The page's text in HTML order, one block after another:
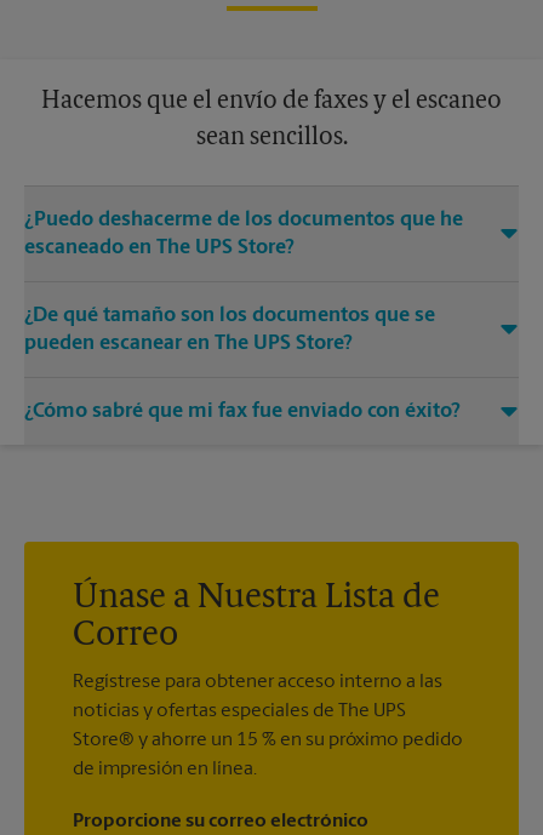
Hacemos que el envío de faxes y el escaneo
sean sencillos.
¿Puedo deshacerme de los documentos que he
escaneado en The UPS Store?
documento o medio que necesite destruir.
¿De qué tamaño son los documentos que se
pueden escanear en The UPS Store?
llámenos al (718) 238-1805 y hable con los asociados para
¿Cómo sabré que mi fax fue enviado con éxito?
Únase a Nuestra Lista de
Correo
Regístrese para obtener acceso interno a las
noticias y ofertas especiales de The UPS
Store® y ahorre un 15 % en su próximo pedido
de impresión en línea.
Proporcione su correo electrónico